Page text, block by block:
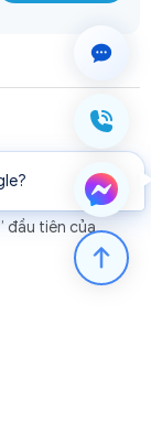
đầu tiên của